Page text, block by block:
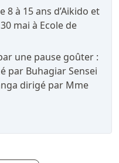
à 15 ans d’Aikido et
mai à Ecole de
une pause goûter :
par Buhagiar Sensei
dirigé par Mme